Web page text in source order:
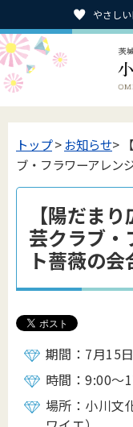
やさし
トップ>お知らせ>
ブ・フラワーアレン
【陽だま
芸クラブ・
ト薔薇の
期間：7月15
時間：9:00～
場所：小川文